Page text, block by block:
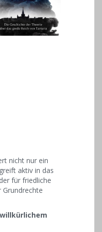
nicht nur ein
aktiv in das
für friedliche
Grundrechte